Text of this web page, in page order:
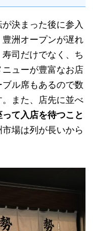
決まった後に参入
洲オープンが遅れ
司だけでなく、ち
ューが豊富なお店
ル席もあるので数
また、店先に並べ
って入店を待つこと
場は列が長いから